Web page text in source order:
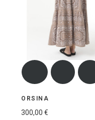
ORSINA
300,00 €